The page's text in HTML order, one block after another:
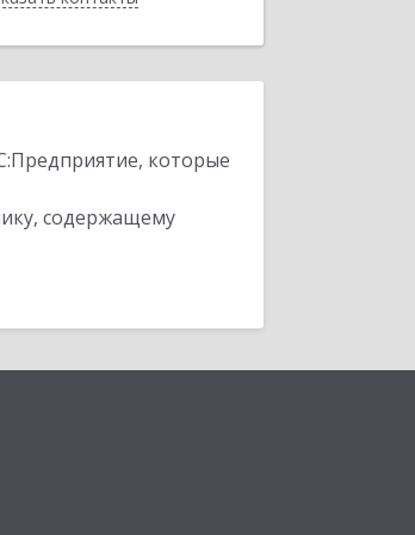
которые
содержащему